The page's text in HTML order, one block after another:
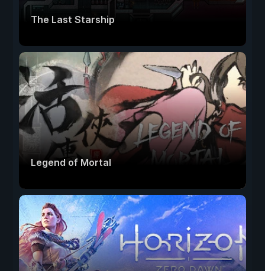
The Last Starship
Legend of Mortal